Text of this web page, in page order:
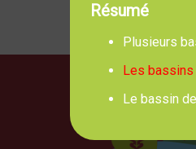
Résumé
Plusieurs
Les bassins
Le bassin